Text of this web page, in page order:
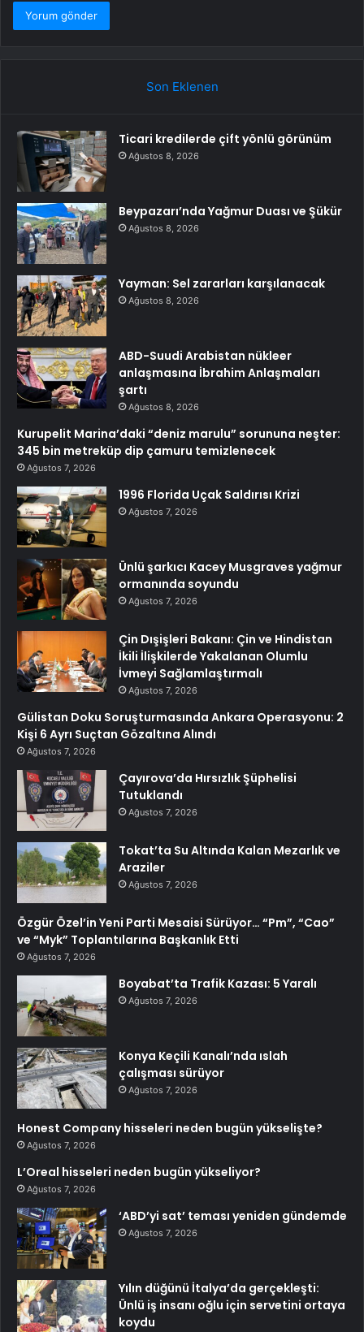
Son Eklenen
Ticari kredilerde çift yönlü görünüm
Ağustos 8, 2026
Beypazarı’nda Yağmur Duası ve Şükür
Ağustos 8, 2026
Yayman: Sel zararları karşılanacak
Ağustos 8, 2026
ABD-Suudi Arabistan nükleer
anlaşmasına İbrahim Anlaşmaları
şartı
Ağustos 8, 2026
Kurupelit Marina’daki “deniz marulu” sorununa neşter:
345 bin metreküp dip çamuru temizlenecek
Ağustos 7, 2026
1996 Florida Uçak Saldırısı Krizi
Ağustos 7, 2026
Ünlü şarkıcı Kacey Musgraves yağmur
ormanında soyundu
Ağustos 7, 2026
Çin Dışişleri Bakanı: Çin ve Hindistan
İkili İlişkilerde Yakalanan Olumlu
İvmeyi Sağlamlaştırmalı
Ağustos 7, 2026
Gülistan Doku Soruşturmasında Ankara Operasyonu: 2
Kişi 6 Ayrı Suçtan Gözaltına Alındı
Ağustos 7, 2026
Çayırova’da Hırsızlık Şüphelisi
Tutuklandı
Ağustos 7, 2026
Tokat’ta Su Altında Kalan Mezarlık ve
Araziler
Ağustos 7, 2026
Özgür Özel’in Yeni Parti Mesaisi Sürüyor… “Pm”, “Cao”
ve “Myk” Toplantılarına Başkanlık Etti
Ağustos 7, 2026
Boyabat’ta Trafik Kazası: 5 Yaralı
Ağustos 7, 2026
Konya Keçili Kanalı’nda ıslah
çalışması sürüyor
Ağustos 7, 2026
Honest Company hisseleri neden bugün yükselişte?
Ağustos 7, 2026
L’Oreal hisseleri neden bugün yükseliyor?
Ağustos 7, 2026
‘ABD’yi sat’ teması yeniden gündemde
Ağustos 7, 2026
Yılın düğünü İtalya’da gerçekleşti:
Ünlü iş insanı oğlu için servetini ortaya
koydu